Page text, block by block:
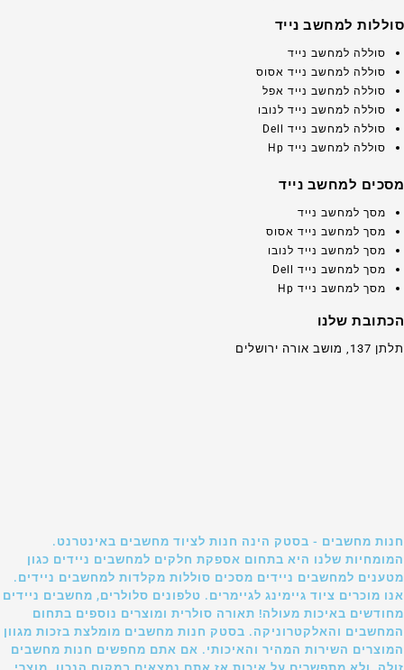
סוללות למחשב נייד
סוללה למחשב נייד
סוללה למחשב נייד אסוס
סוללה למחשב נייד אפל
סוללה למחשב נייד לנובו
סוללה למחשב נייד Dell
סוללה למחשב נייד Hp
מסכים למחשב נייד
מסך למחשב נייד
מסך למחשב נייד אסוס
מסך למחשב נייד לנובו
מסך למחשב נייד Dell
מסך למחשב נייד Hp
הכתובת שלנו
תלתן 137, מושב אורה ירושלים
חנות מחשבים - בסטק הינה חנות לציוד מחשבים באינטרנט.
המומחיות שלנו היא בתחום אספקת חלקים למחשבים ניידים כגון
מטענים למחשבים ניידים מסכים סוללות מקלדות למחשבים ניידים.
אנו מוכרים ציוד גיימינג לגיימרים. טלפונים סלולרים, מחשבים ניידים
מחודשים באיכות מעולה! תאורה סולרית ומוצרים נוספים בתחום
המחשבים והאלקטרוניקה. בסטק חנות מחשבים מומלצת בזכות מגוון
המוצרים השירות המהיר והאיכותי. אם אתם מחפשים חנות מחשבים